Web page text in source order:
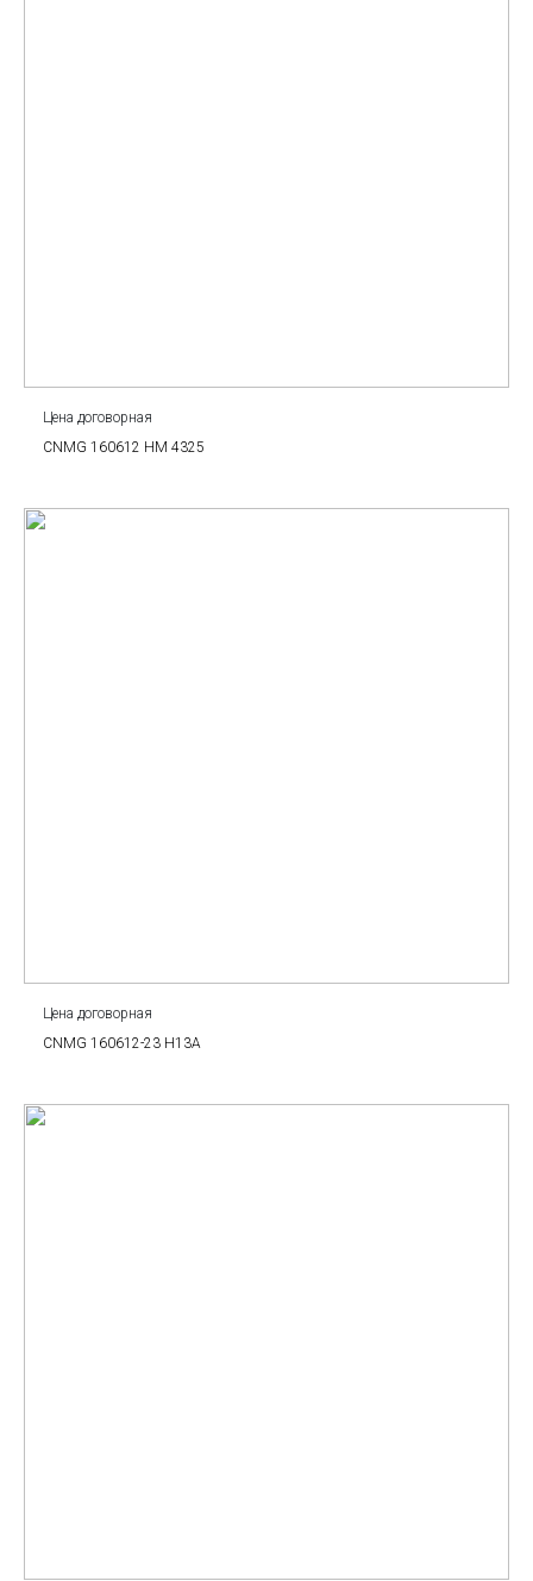
Цена договорная
CNMG 160612 HM 4325
Цена договорная
CNMG 160612-23 H13A